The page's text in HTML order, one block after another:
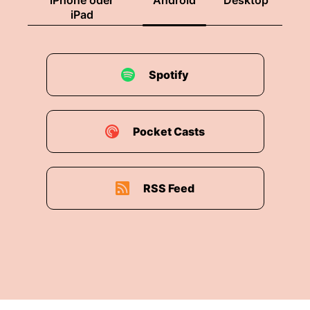
Superior de Mecanica de la Armada Kurz Esma
00:01:48: Was hinter der Mauer ist, weiß man
draußen nur teilweise.
00:01:52: Im Untergeschoss des Offiziers
Casinos gibt es Räume ohne Tageslicht.
00:01:55: Die Heftlinge nennen ihn El Sotano
den Keller.
00:01:59: Die Heäftlinge tragen Kapuzen wenn
meisten Fällen ermordet.
iPad
Spotify
Pocket Casts
RSS Feed